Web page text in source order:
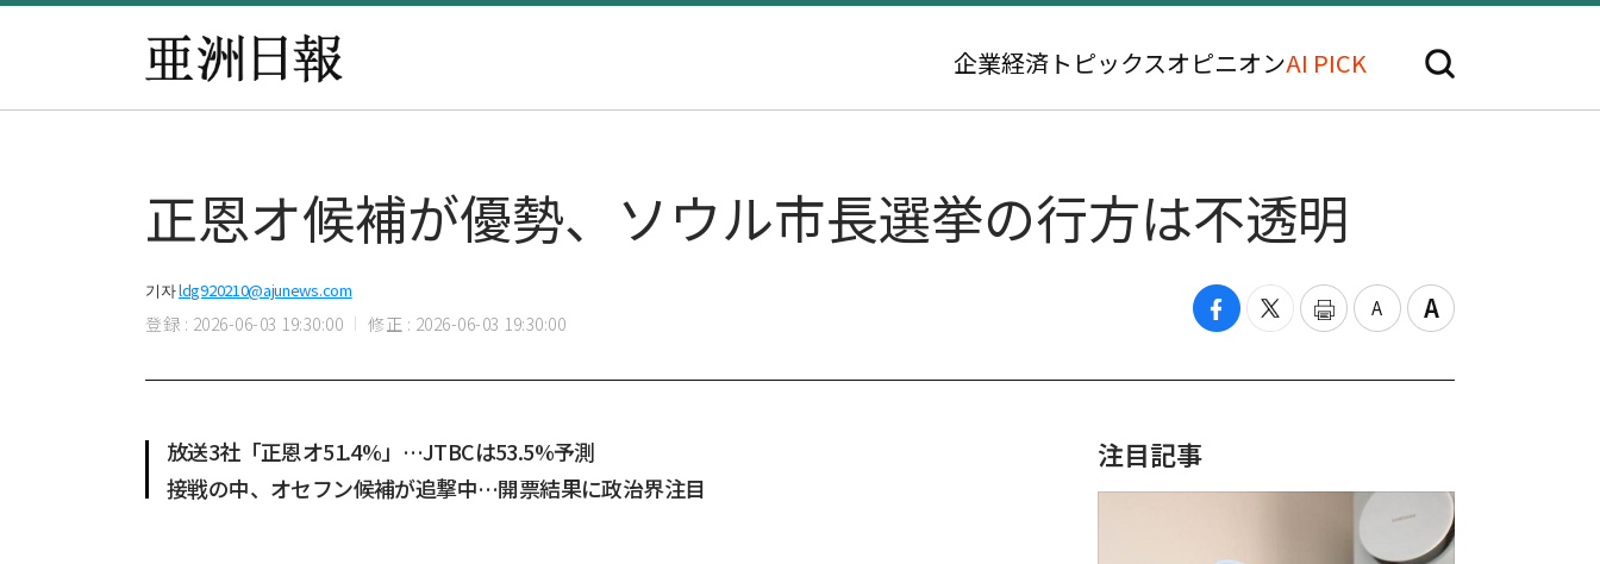
企業経済 トピックスオピニオンAI PICK
正恩オ候補が優勢、ソウル市長選挙の行方は不透明
기자ldg920210@ajunews.com
登録 : 2026-06-03 19:30:00 修正 : 2026-06-03 19:30:00
放送3社「正恩オ51.4%」…JTBCは53.5%予測
接戦の中、オセフン候補が追撃中…開票結果に政治界注目
注目記事